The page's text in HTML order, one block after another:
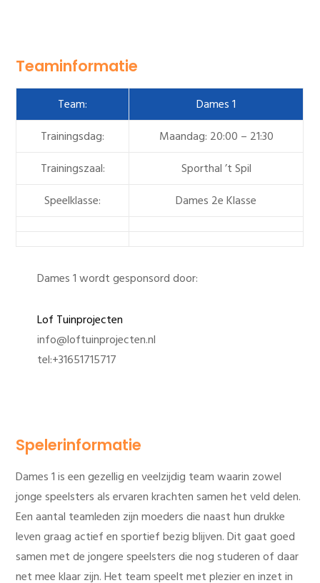
Teaminformatie
Team:
Dames 1
Trainingsdag:
Maandag: 20:00 – 21:30
Trainingszaal:
Sporthal ’t Spil
Speelklasse:
Dames 2e Klasse
Dames 1 wordt gesponsord door:
Lof Tuinprojecten
info@loftuinprojecten.nl
tel:+31651715717
Spelerinformatie
Dames 1 is een gezellig en veelzijdig team waarin zowel
jonge speelsters als ervaren krachten samen het veld delen.
Een aantal teamleden zijn moeders die naast hun drukke
leven graag actief en sportief bezig blijven. Dit gaat goed
samen met de jongere speelsters die nog studeren of daar
net mee klaar zijn. Het team speelt met plezier en inzet in